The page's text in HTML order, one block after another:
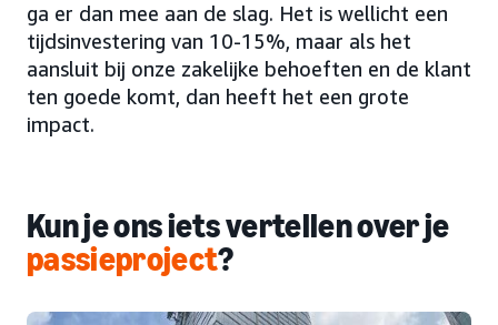
ga er dan mee aan de slag. Het is wellicht een
tijdsinvestering van 10-15%, maar als het
aansluit bij onze zakelijke behoeften en de klant
ten goede komt, dan heeft het een grote
impact.
Kun je ons iets vertellen over je
passieproject?